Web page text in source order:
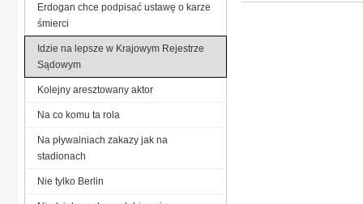
Erdogan chce podpisać ustawę o karze
śmierci
Idzie na lepsze w Krajowym Rejestrze
Sądowym
Kolejny aresztowany aktor
Na co komu ta rola
Na pływalniach zakazy jak na
stadionach
Nie tylko Berlin